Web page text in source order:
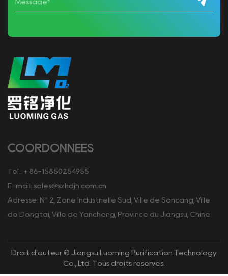
COORDONNÉES
Tél.: + 86-15850254955
E-mail: sales@szhdjh.com.cn
Adresse: N° 2, Zone Industrielle Sud, Ville de Sancang, Ville
de Dongtai, Ville de Yancheng, Province du Jiangsu, Chine
Droit d'auteur © Jiangsu Luoming Purification Technology
Co., Ltd. Tous droits réservés.